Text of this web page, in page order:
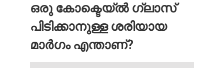
ഒരു കോക്ടെയ്ൽ ഗ്ലാസ്
പിടിക്കാനുള്ള ശരിയായ
മാർഗം എന്താണ്?